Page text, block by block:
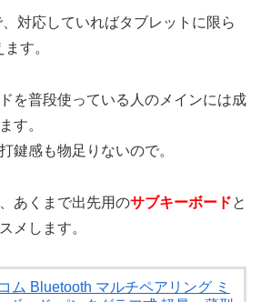
対応していればタブレットに限ら
す。
を普段使っている人のメインには成
す。
鍵感も物足りないので。
あくまで出先用のサブキーボードと
メします。
ム Bluetooth マルチペアリング ミ